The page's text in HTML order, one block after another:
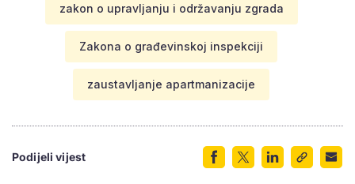
zakon o upravljanju i održavanju zgrada
Zakona o građevinskoj inspekciji
zaustavljanje apartmanizacije
Podijeli vijest